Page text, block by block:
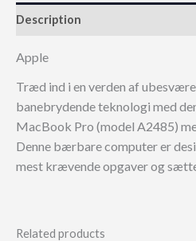
Description
Apple
Træd ind i en verden af
banebrydende teknologi med
MacBook Pro (model A2485)
Denne bærbare computer er
mest krævende opgaver og
Related products